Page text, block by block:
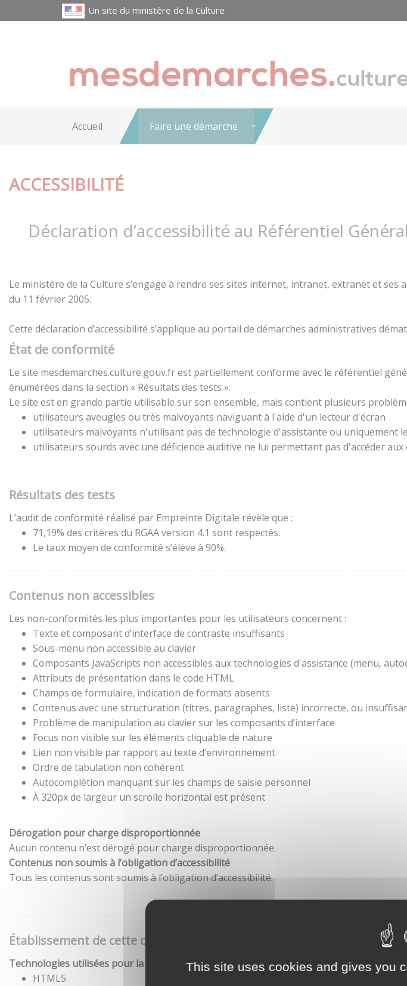
This site uses cookies and gives you
Un site du ministère de la Culture
Accueil Faire une démarche
ACCESSIBILITÉ
Déclaration d’accessibilité au Référentiel
Le ministère de la Culture s’engage à rendre ses sites internet, intranet, extranet et ses
du 11 février 2005.
Cette déclaration d’accessibilité s’applique au portail de démarches administratives
État de conformité
Le site mesdemarches.culture.gouv.fr est partiellement conforme avec le référentiel
énumérées dans la section « Résultats des tests ».
Le site est en grande partie utilisable sur son ensemble, mais contient plusieurs
utilisateurs aveugles ou très malvoyants naviguant à l'aide d'un lecteur d'écran
utilisateurs malvoyants n'utilisant pas de technologie d'assistante ou uniquement
utilisateurs sourds avec une déficience auditive ne lui permettant pas d'accéder
Résultats des tests
L’audit de conformité réalisé par Empreinte Digitale révèle que :
71,19% des critères du RGAA version 4.1 sont respectés.
Le taux moyen de conformité s’élève à 90%.
Contenus non accessibles
Les non-conformités les plus importantes pour les utilisateurs concernent :
Texte et composant d’interface de contraste insuffisants
Sous-menu non accessible au clavier
Composants JavaScripts non accessibles aux technologies d'assistance (menu,
Attributs de présentation dans le code HTML
Champs de formulaire, indication de formats absents
Contenus avec une structuration (titres, paragraphes, liste) incorrecte, ou
Problème de manipulation au clavier sur les composants d’interface
Focus non visible sur les éléments cliquable de nature
Lien non visible par rapport au texte d’environnement
Ordre de tabulation non cohérent
Autocomplétion manquant sur les champs de saisie personnel
À 320px de largeur un scrolle horizontal est présent
Dérogation pour charge disproportionnée
Aucun contenu n’est dérogé pour charge disproportionnée.
Contenus non soumis à l’obligation d’accessibilité
Tous les contenus sont soumis à l’obligation d’accessibilité.
Établissement de cette déclaration d'accessibilité
Technologies utilisées pour la réalisation du site
HTML5